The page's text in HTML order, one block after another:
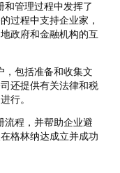
和管理过程中发挥了
过程中支持企业家，
政府和金融机构的互
，包括准备和收集文
还提供有关法律和税
行。
流程，并帮助企业避
格林纳达成立并成功